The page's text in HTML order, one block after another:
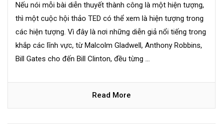
Nếu nói mỗi bài diễn thuyết thành công là một hiện tượng,
thì một cuộc hội thảo TED có thể xem là hiện tượng trong
các hiện tượng. Vì đây là nơi những diễn giả nổi tiếng trong
khắp các lĩnh vực, từ Malcolm Gladwell, Anthony Robbins,
Bill Gates cho đến Bill Clinton, đều từng ...
Read More